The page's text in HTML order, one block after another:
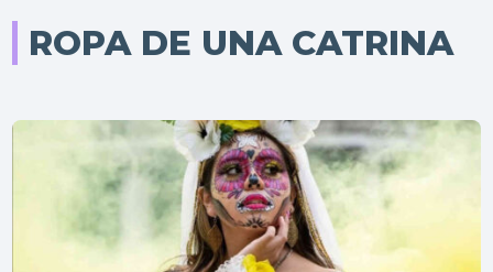
ROPA DE UNA CATRINA